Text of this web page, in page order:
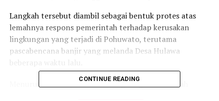
Langkah tersebut diambil sebagai bentuk protes atas
lemahnya respons pemerintah terhadap kerusakan
lingkungan yang terjadi di Pohuwato, terutama
pascabencana banjir yang melanda Desa Hulawa
Menurut Rahmat, kerusakan lingkungan di wilayah
CONTINUE READING